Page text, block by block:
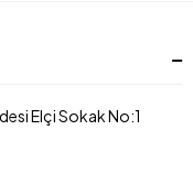
Elçi Sokak No:1